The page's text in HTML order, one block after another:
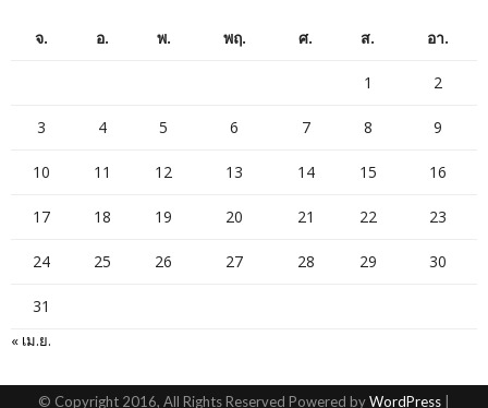
จ. อ. พ. พฤ. ศ. ส. อา.
1 2
3 4 5 6 7 8 9
10 11 12 13 14 15 16
17 18 19 20 21 22 23
24 25 26 27 28 29 30
31
« เม.ย.
© Copyright 2016, All Rights Reserved Powered byWordPress